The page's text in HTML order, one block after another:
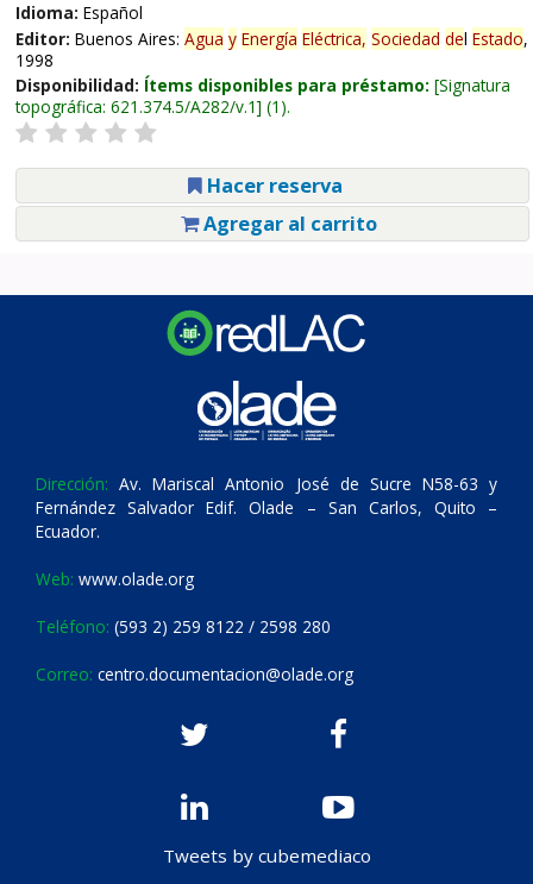
Idioma: Español
Editor: Buenos Aires: Agua y Energía Eléctrica, Sociedad del Estado,
1998
Disponibilidad: Ítems disponibles para préstamo: Signatura
topográfica: 621.374.5/A282/v.1 (1).
Hacer reserva
Agregar al carrito
Dirección: Av. Mariscal Antonio José de Sucre N58-63 y
Fernández Salvador Edif. Olade – San Carlos, Quito –
Ecuador.
Web: www.olade.org
Teléfono: (593 2) 259 8122 / 2598 280
Correo: centro.documentacion@olade.org
Tweets by cubemediaco